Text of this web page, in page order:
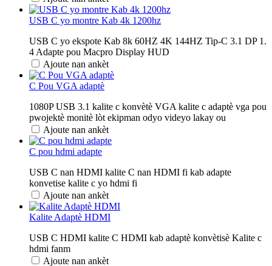
USB C yo montre Kab 4k 1200hz
USB C yo ekspote Kab 8k 60HZ 4K 144HZ Tip-C 3.1 DP 1.
4 Adapte pou Macpro Display HUD
Ajoute nan ankèt
C Pou VGA adaptè
1080P USB 3.1 kalite c konvètè VGA kalite c adaptè vga pou
pwojektè monitè lòt ekipman odyo videyo lakay ou
Ajoute nan ankèt
C pou hdmi adapte
USB C nan HDMI kalite C nan HDMI fi kab adapte
konvetise kalite c yo hdmi fi
Ajoute nan ankèt
Kalite Adaptè HDMI
USB C HDMI kalite C HDMI kab adaptè konvètisè Kalite c
hdmi fanm
Ajoute nan ankèt